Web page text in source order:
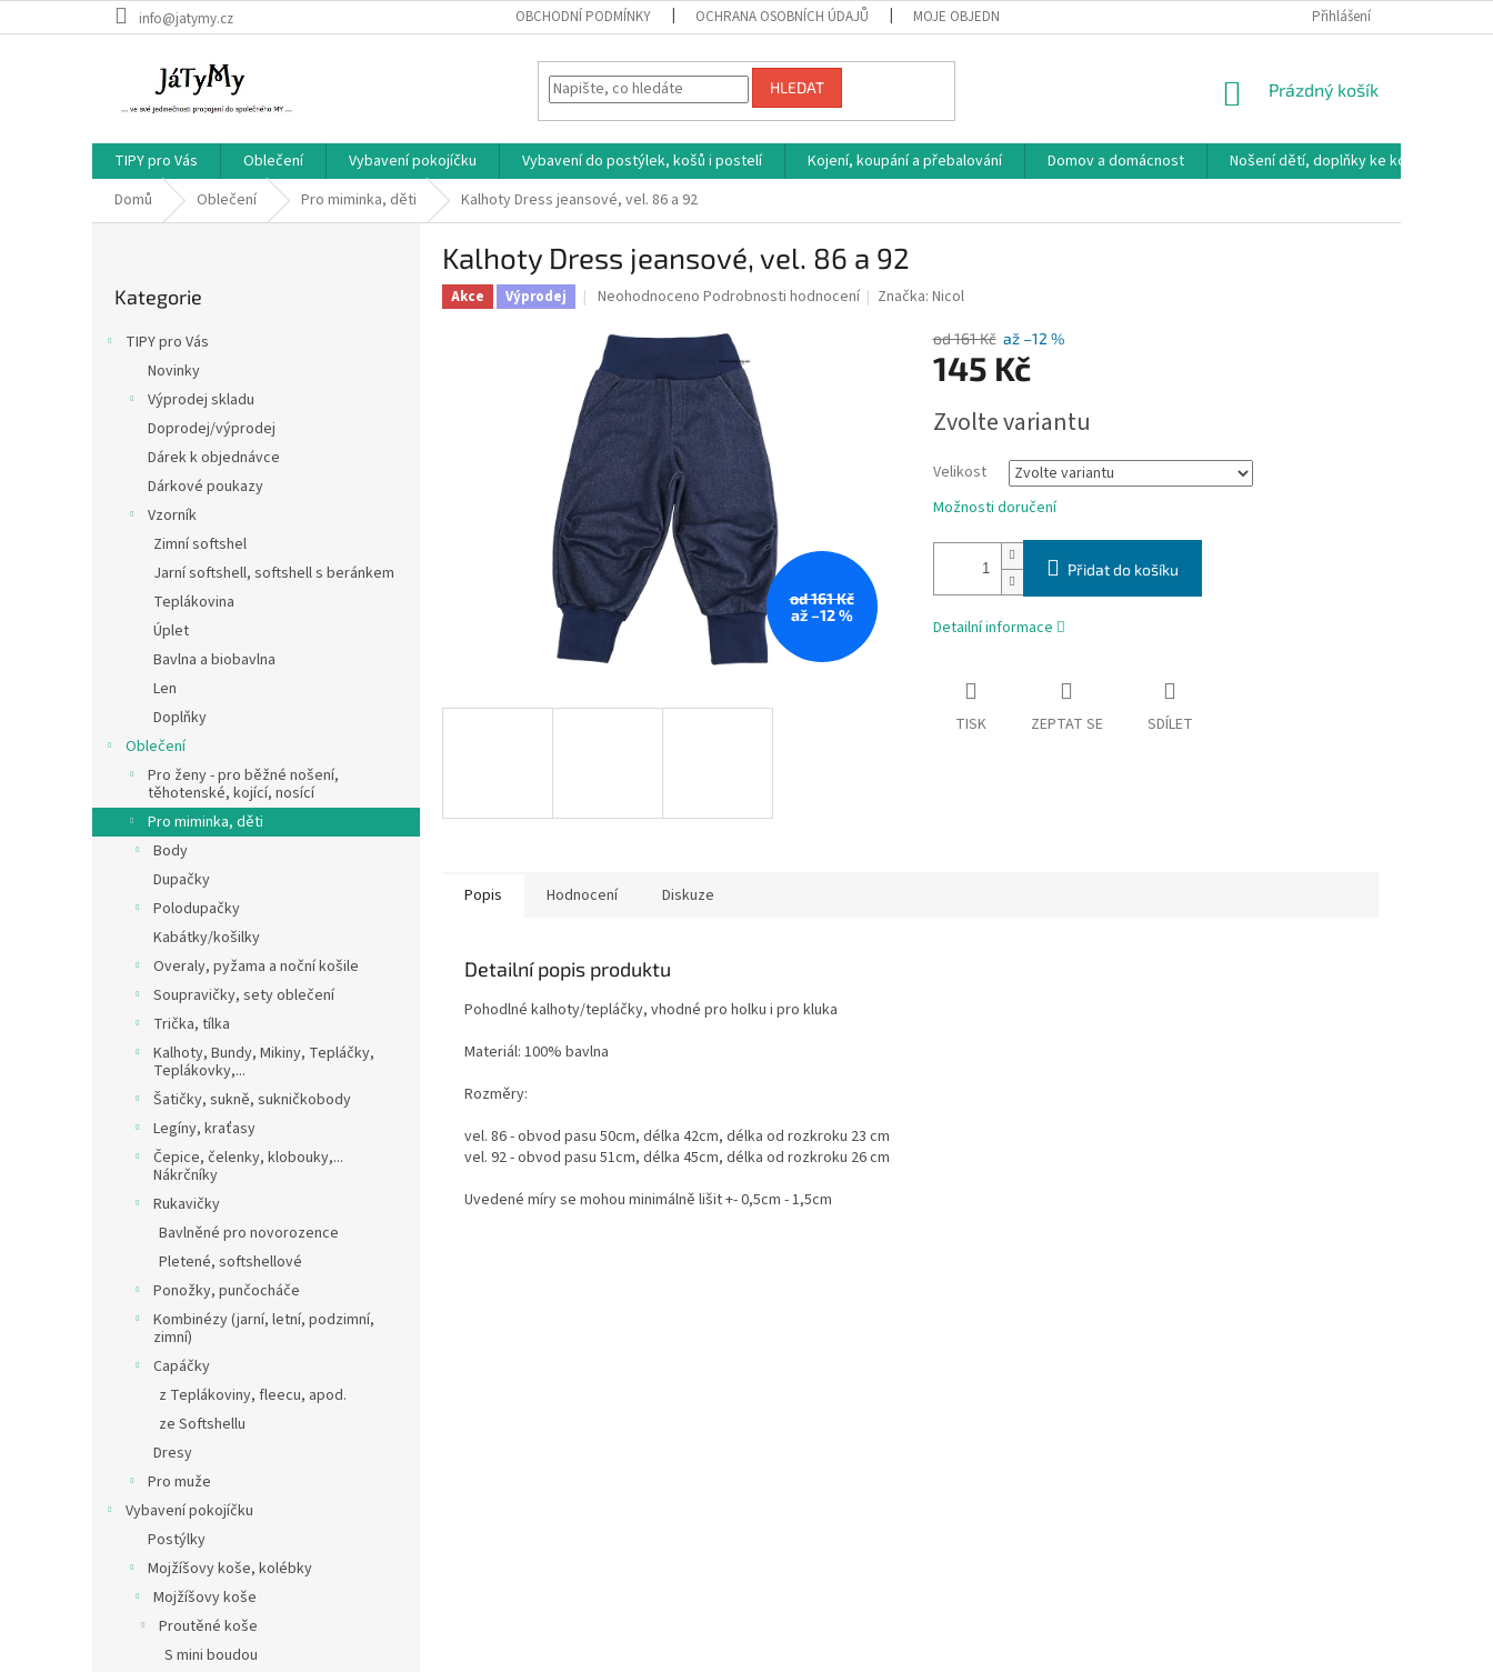
na
info@jatymy.cz OBCHODNÍ PODMÍNKY OCHRANA OSOBNÍCH ÚDAJŮ MOJE OBJEDNÁVKA DOPRAVA, PLATBY A
Přihlášení
HLEDAT
NÁKUPNÍ
Prázdný košík
TIPY pro Vás Oblečení Vybavení pokojíčku Vybavení do postýlek, košů i postelí Kojení, koupání a přebalování Domov a domácnost
Nošení dětí, doplňky ke kočárkům
Domů
Oblečení Pro miminka, děti Kalhoty Dress jeansové, vel. 86 a 92
kategorie
Kategorie
TIPY pro Vás
Novinky
Výprodej skladu
Doprodej/výprodej
Dárek k objednávce
Dárkové poukazy
Vzorník
Zimní softshel
Jarní softshell, softshell s beránkem
Teplákovina
Úplet
Bavlna a biobavlna
Len
Doplňky
Oblečení
Pro ženy - pro běžné nošení,
těhotenské, kojící, nosící
Pro miminka, děti
Body
Dupačky
Polodupačky
Kabátky/košilky
Overaly, pyžama a noční košile
Soupravičky, sety oblečení
Trička, tílka
Kalhoty, Bundy, Mikiny, Tepláčky,
Teplákovky,...
Šatičky, sukně, sukničkobody
Legíny, kraťasy
Čepice, čelenky, klobouky,...
Nákrčníky
Rukavičky
Bavlněné pro novorozence
Pletené, softshellové
Ponožky, punčocháče
Kombinézy (jarní, letní, podzimní,
zimní)
Capáčky
z Teplákoviny, fleecu, apod.
ze Softshellu
Dresy
Pro muže
Vybavení pokojíčku
Postýlky
Mojžíšovy koše, kolébky
Mojžíšovy koše
Proutěné koše
S mini boudou
Kalhoty Dress jeansové, vel. 86 a 92
Akce Výprodej
Průměrné
produktu
je
0,0
z
5
hvězdiček.
Neohodnoceno Podrobnosti hodnocení Značka:Nicol
od 161 Kč
až –12 %
od 161 Kč až –12 %
145 Kč
cena:
Zvolte variantu
Velikost
Možnosti doručení
Přidat do košíku
Detailní informace
TISK ZEPTAT SE SDÍLET
Popis Hodnocení Diskuze
Detailní popis produktu
Pohodlné kalhoty/tepláčky, vhodné pro holku i pro kluka
Materiál: 100% bavlna
Rozměry:
vel. 86 - obvod pasu 50cm, délka 42cm, délka od rozkroku 23 cm
vel. 92 - obvod pasu 51cm, délka 45cm, délka od rozkroku 26 cm
Uvedené míry se mohou minimálně lišit +- 0,5cm - 1,5cm